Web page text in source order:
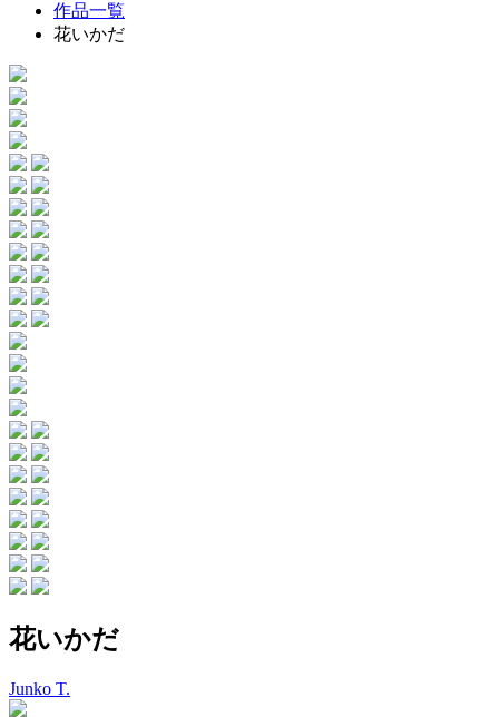
作品一覧
花いかだ
花いかだ
Junko T.